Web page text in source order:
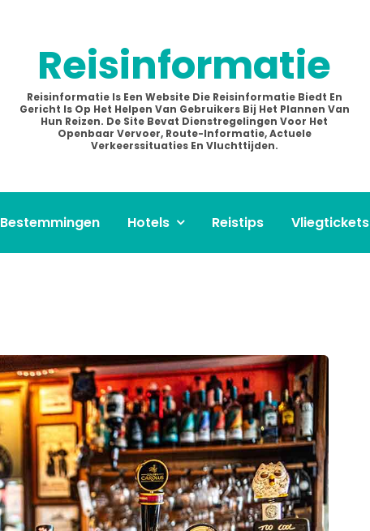
Reisinformatie
Reisinformatie Is Een Website Die Reisinformatie Biedt En
Gericht Is Op Het Helpen Van Gebruikers Bij Het Plannen Van
Hun Reizen. De Site Bevat Dienstregelingen Voor Het
Openbaar Vervoer, Route-Informatie, Actuele
Verkeerssituaties En Vluchttijden.
Bestemmingen Hotels Reistips Vliegtickets